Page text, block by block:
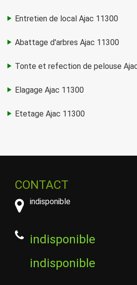
Entretien de local Ajac 11300
Abattage d'arbres Ajac 11300
Tonte et refection de pelouse
Elagage Ajac 11300
Etetage Ajac 11300
CONTACT
indisponible
indisponible
indisponible